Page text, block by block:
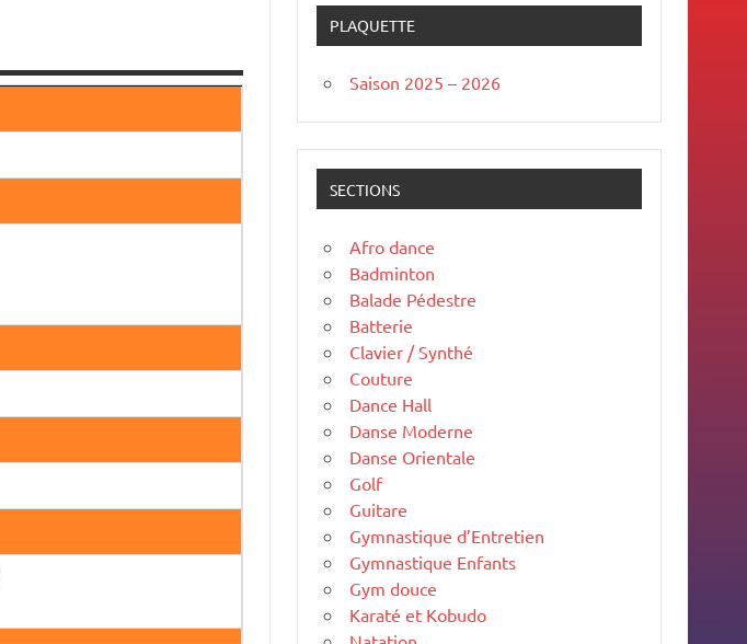
PLAQUETTE
Saison 2025 – 2026
SECTIONS
Afro dance
Badminton
Balade Pédestre
Batterie
Clavier / Synthé
Couture
Dance Hall
Danse Moderne
Danse Orientale
Golf
Guitare
Gymnastique d’Entretien
Gymnastique Enfants
Gym douce
Karaté et Kobudo